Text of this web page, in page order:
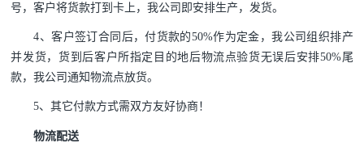
号，客户将货款打到卡上，我公司即安排生产，发货。
4、客户签订合同后，付货款的50%作为定金，我公司组织排产
并发货，货到后客户所指定目的地后物流点验货无误后安排50%尾
款，我公司通知物流点放货。
5、其它付款方式需双方友好协商！
物流配送